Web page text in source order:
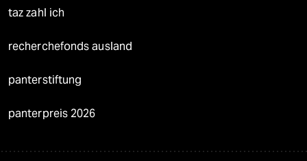
taz zahl ich
recherchefonds ausland
panterstiftung
panterpreis 2026